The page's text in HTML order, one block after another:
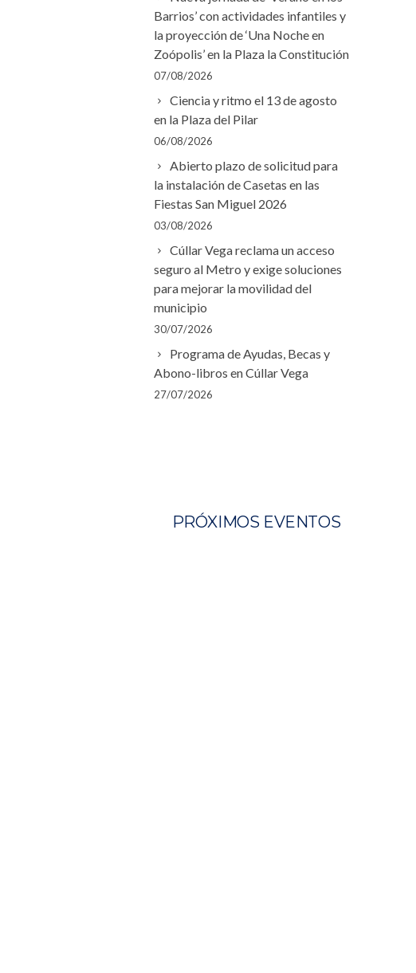
Barrios’ con actividades infantiles y
la proyección de ‘Una Noche en
Zoópolis’ en la Plaza la Constitución
07/08/2026
Ciencia y ritmo el 13 de agosto
en la Plaza del Pilar
06/08/2026
Abierto plazo de solicitud para
la instalación de Casetas en las
Fiestas San Miguel 2026
03/08/2026
Cúllar Vega reclama un acceso
seguro al Metro y exige soluciones
para mejorar la movilidad del
municipio
30/07/2026
Programa de Ayudas, Becas y
Abono-libros en Cúllar Vega
27/07/2026
PRÓXIMOS EVENTOS